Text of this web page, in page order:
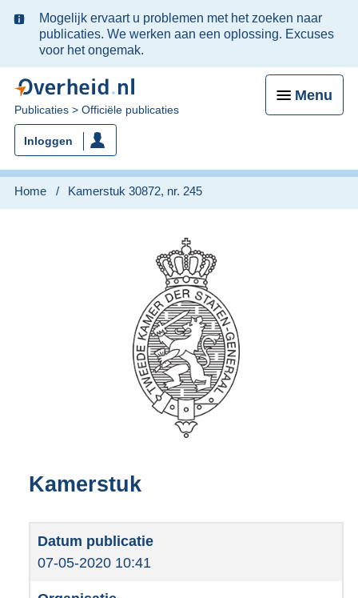
Ter
informatie:
Mogelijk ervaart u problemen met het zoeken naar
publicaties. We werken aan een oplossing. Excuses
voor het ongemak.
Menu
U
bent
nu
hier:
Publicaties Officiële publicaties
Inloggen
Home Kamerstuk 30872, nr. 245
Kamerstuk
07-05-2020 10:41